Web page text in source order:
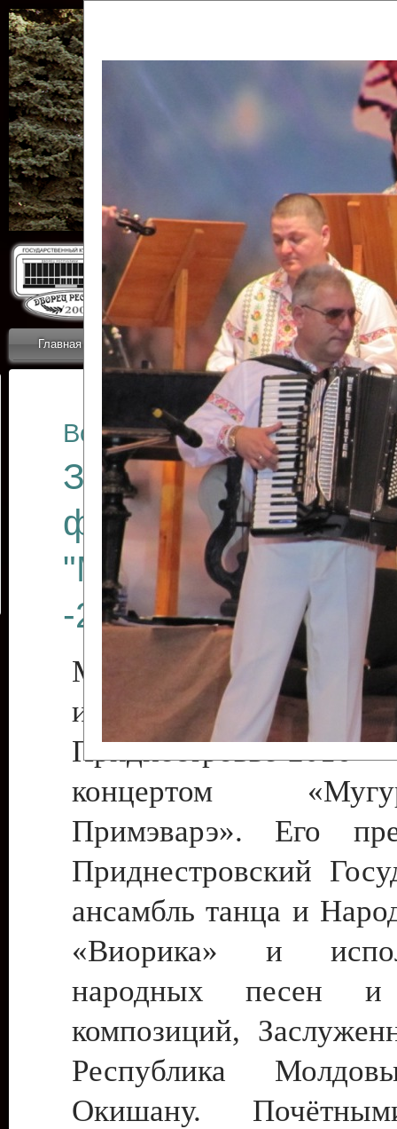
Главная Приветствие Коллективы Новости
ОТЧЕТЫ ГКЦ
Все отчеты
Закрытие
фестиваля
"Мэрцишор в
-2016"
Международный
искусств
Приднестровье-
концертом
Примэварэ». Его
Приднестровский
ансамбль танца и
«Виорика» и
народных песен и
композиций,
Республика
Окишану.